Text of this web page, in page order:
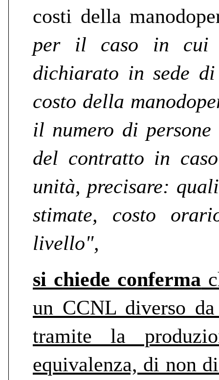
costi della
per il caso in cui
dichiarato in sede
costo della
il numero di
del contratto in
unità, precisare:
stimate, costo
livello",
si chiede conferma
un CCNL diverso
tramite la
equivalenza, di non